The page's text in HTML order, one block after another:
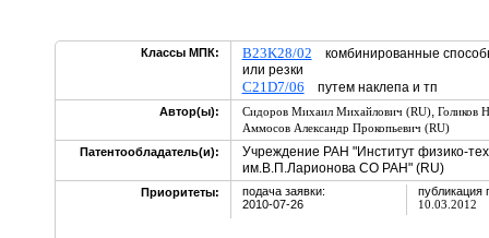
Классы МПК: B23K28/02 комбинированные
или резки
C21D7/06 путем наклепа и тп
Автор(ы): Сидоров Михаил Михайлович (RU), Голиков
Аммосов Александр Прокопьевич (RU)
Патентообладатель(и):
Учреждение РАН "Институт физико-
им.В.П.Ларионова СО РАН" (RU)
Приоритеты:
подача заявки:
2010-07-26
публикация
10.03.2012